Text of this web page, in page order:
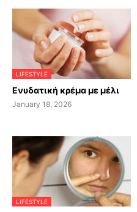
LIFESTYLE
Ενυδατική κρέμα με μέλι
January 18, 2026
LIFESTYLE